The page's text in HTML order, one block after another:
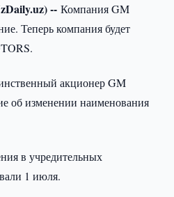
--Компания GM
Теперь компания будет
акционер GM
об изменении наименования
в учредительных
1 июля.